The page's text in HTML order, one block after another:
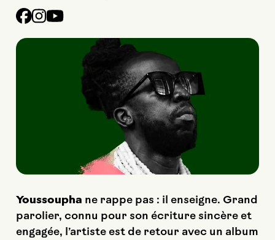
Youssoupha ne rappe pas : il enseigne. Grand
parolier, connu pour son écriture sincère et
engagée, l’artiste est de retour avec un album